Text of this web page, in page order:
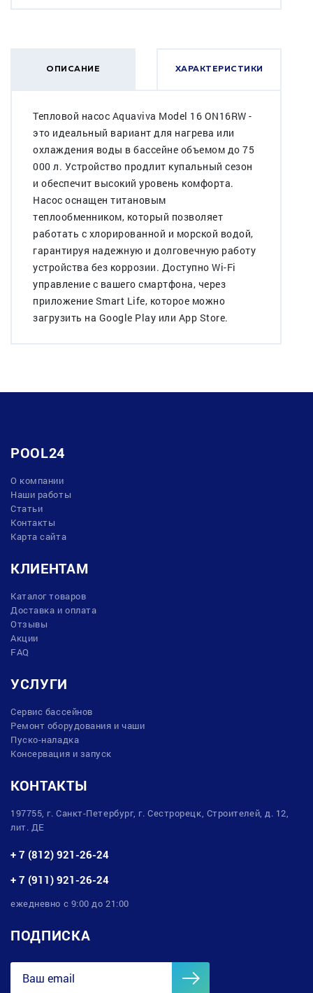
ОПИСАНИЕ ХАРАКТЕРИСТИКИ
Тепловой насос Aquaviva Model 16 ON16RW -
это идеальный вариант для нагрева или
охлаждения воды в бассейне объемом до 75
000 л. Устройство продлит купальный сезон
и обеспечит высокий уровень комфорта.
Насос оснащен титановым
теплообменником, который позволяет
работать с хлорированной и морской водой,
гарантируя надежную и долговечную работу
устройства без коррозии. Доступно Wi-Fi
управление с вашего смартфона, через
приложение Smart Life, которое можно
загрузить на Google Play или App Store.
POOL24
О компании
Наши работы
Статьи
Контакты
Карта сайта
КЛИЕНТАМ
Каталог товаров
Доставка и оплата
Отзывы
Акции
FAQ
УСЛУГИ
Сервис бассейнов
Ремонт оборудования и чаши
Пуско-наладка
Консервация и запуск
КОНТАКТЫ
197755, г. Санкт-Петербург, г. Сестрорецк, Строителей, д. 12,
лит. ДЕ
+ 7 (812) 921-26-24
+ 7 (911) 921-26-24
ежедневно с 9:00 до 21:00
ПОДПИСКА